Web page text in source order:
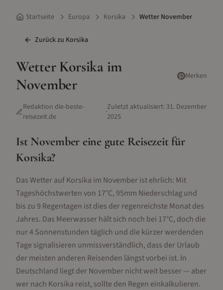
Startseite Europa Korsika Wetter November
Zurück zu Korsika
WetterKorsikaim
November
Merken
Redaktion die-beste-
reisezeit.de
·Zuletzt aktualisiert: 31. Dezember
2025
Ist November eine gute Reisezeit für
Korsika?
Das Wetter auf Korsika im November ist ehrlich: Mit
Tageshöchstwerten von 17°C, 95mm Niederschlag und
bis zu 9 Regentagen ist dies der regenreichste Monat des
Jahres. Das Meerwasser hält sich noch bei 17°C, doch die
nur 4 Sonnenstunden täglich und die kürzer werdenden
Tage signalisieren unmissverständlich, dass der Urlaub
der meisten anderen Reisenden längst vorbei ist. In
Deutschland liegt der November nicht weit besser — aber
wer nach Korsika reist, sollte den Regen einkalkulieren.